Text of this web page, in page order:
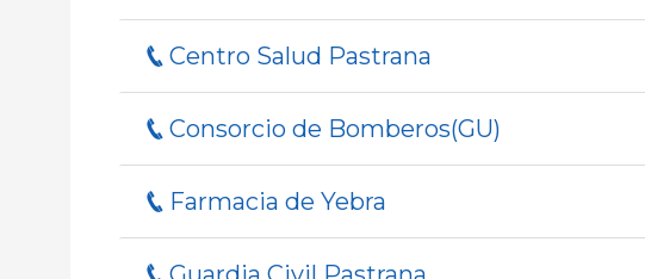
Centro Salud Pastrana
Consorcio de Bomberos(GU)
Farmacia de Yebra